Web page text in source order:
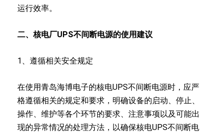
运行效率。
二、核电厂UPS不间断电源的使用建议
1、遵循相关安全规定
在使用青岛海博电子的核电UPS不间断电源时，应严
格遵循相关的规定和要求，明确设备的启动、停止、
操作、维护等各个环节的要求、注意事项以及可能出
现的异常情况的处理方法，以确保核电UPS不间断电